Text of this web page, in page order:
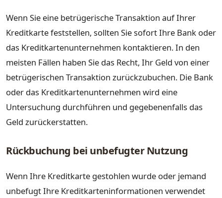
Wenn Sie eine betrügerische Transaktion auf Ihrer
Kreditkarte feststellen, sollten Sie sofort Ihre Bank oder
das Kreditkartenunternehmen kontaktieren. In den
meisten Fällen haben Sie das Recht, Ihr Geld von einer
betrügerischen Transaktion zurückzubuchen. Die Bank
oder das Kreditkartenunternehmen wird eine
Untersuchung durchführen und gegebenenfalls das
Geld zurückerstatten.
Rückbuchung bei unbefugter Nutzung
Wenn Ihre Kreditkarte gestohlen wurde oder jemand
unbefugt Ihre Kreditkarteninformationen verwendet